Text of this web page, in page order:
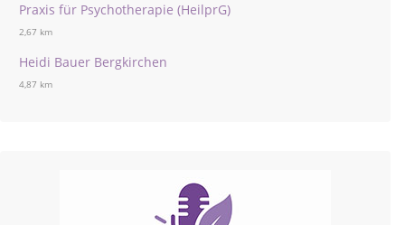
Praxis für Psychotherapie (HeilprG)
2,67 km
Heidi Bauer Bergkirchen
4,87 km